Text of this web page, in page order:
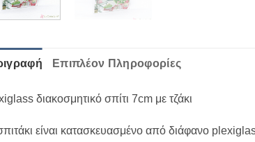
Επιπλέον Πληροφορίες
διακοσμητικό σπίτι 7cm με τζάκι
είναι κατασκευασμένο από διάφανο